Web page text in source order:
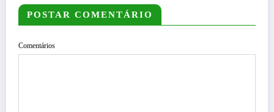
POSTAR COMENTÁRIO
Comentários